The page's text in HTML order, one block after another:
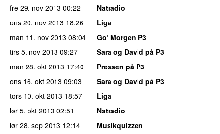
fre 29. nov 2013 00:22
Natradio
ons 20. nov 2013 18:26
Liga
man 11. nov 2013 08:04
Go’ Morgen P3
tirs 5. nov 2013 09:27
Sara og David på P3
man 28. okt 2013 17:40
Pressen på P3
ons 16. okt 2013 09:03
Sara og David på P3
tors 10. okt 2013 18:57
Liga
lør 5. okt 2013 02:51
Natradio
lør 28. sep 2013 12:14
Musikquizzen